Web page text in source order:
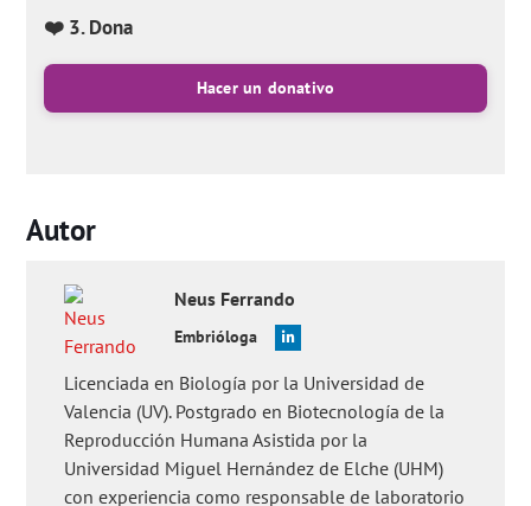
❤️ 3. Dona
Hacer un donativo
Autor
Neus Ferrando
Embrióloga
Licenciada en Biología por la Universidad de
Valencia (UV). Postgrado en Biotecnología de la
Reproducción Humana Asistida por la
Universidad Miguel Hernández de Elche (UHM)
con experiencia como responsable de laboratorio